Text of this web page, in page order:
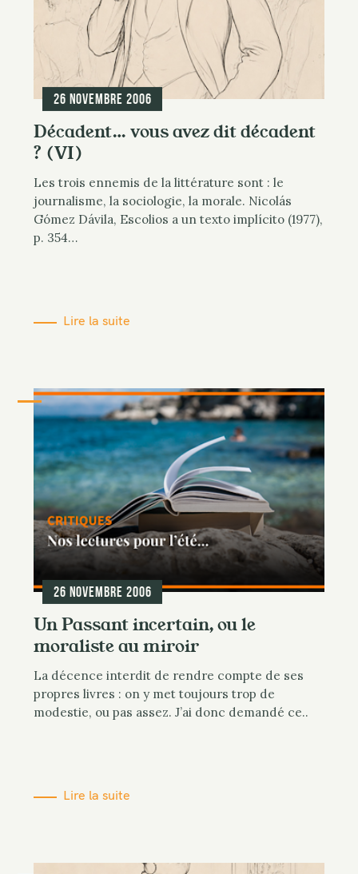
26 novembre 2006
Décadent… vous avez dit décadent
? (VI)
Les trois ennemis de la littérature sont : le
journalisme, la sociologie, la morale. Nicolás
Gómez Dávila, Escolios a un texto implícito (1977),
p. 354…
Lire la suite
26 novembre 2006
Un Passant incertain, ou le
moraliste au miroir
La décence interdit de rendre compte de ses
propres livres : on y met toujours trop de
modestie, ou pas assez. J’ai donc demandé ce..
Lire la suite